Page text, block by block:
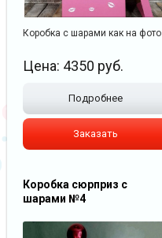
Коробка с шарами как на фото
Цена: 4350 руб.
Подробнее
Заказать
Коробка сюрприз с
шарами №4